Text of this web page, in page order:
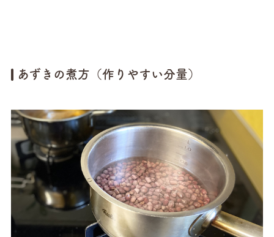
あずきの煮方（作りやすい分量）